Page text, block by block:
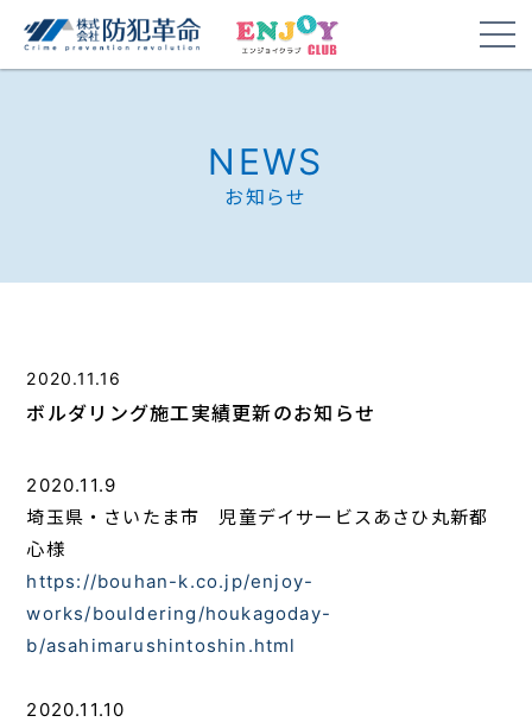
NEWS
お知らせ
2020.11.16
ボルダリング施工実績更新のお知らせ
2020.11.9
埼玉県・さいたま市 児童デイサービスあさひ丸新都
心様
https://bouhan-k.co.jp/enjoy-
works/bouldering/houkagoday-
b/asahimarushintoshin.html
2020.11.10